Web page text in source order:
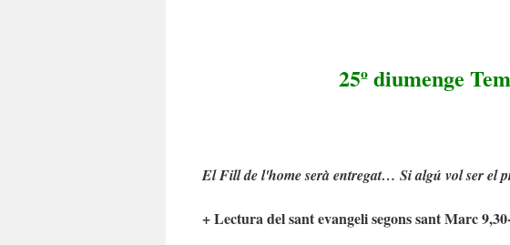
25º diumenge
El Fill de l'home serà entregat… Si algú vol ser el
+ Lectura del sant evangeli segons sant Marc